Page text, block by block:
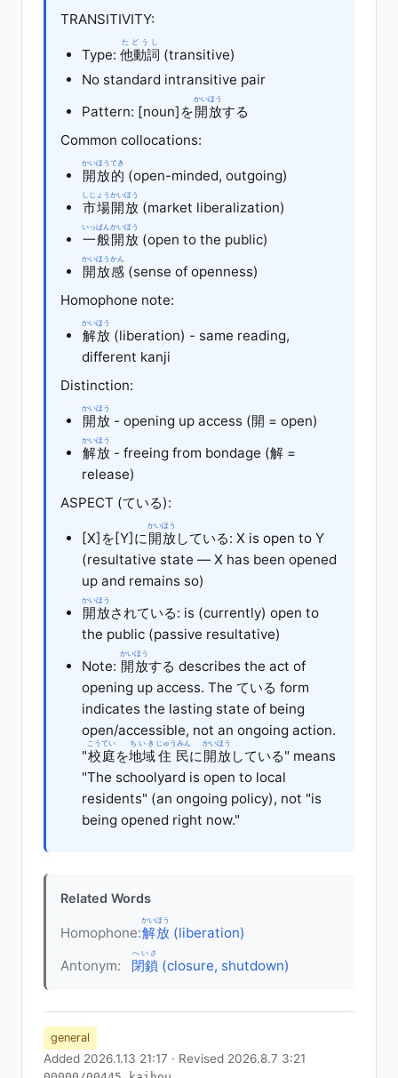
TRANSITIVITY:
Type: 他動詞
たどうし
(transitive)
No standard intransitive pair
Pattern: [noun] を開放
かいほう
する
Common collocations:
開放
かいほう
的
てき
(open-minded, outgoing)
市場
しじょう
開放
かいほう
(market liberalization)
一般
いっぱん
開放
かいほう
(open to the public)
開放
かいほう
感
かん
(sense of openness)
Homophone note:
解放
かいほう
(liberation) - same reading,
different kanji
Distinction:
開放
かいほう
- opening up access (開 = open)
解放
かいほう
- freeing from bondage (解 =
release)
ASPECT (ている):
[X] を[Y]に 開放
かいほう
している: X is open to Y
(resultative state — X has been opened
up and remains so)
開放
かいほう
されている: is (currently) open to
the public (passive resultative)
Note: 開放
かいほう
する describes the act of
opening up access. The ている form
indicates the lasting state of being
open/accessible, not an ongoing action.
"校庭
こうてい
を地域
ちいき
住民
じゅうみん
に 開放
かいほう
している" means
"The schoolyard is open to local
residents" (an ongoing policy), not "is
being opened right now."
Related Words
Homophone:解放
かいほう
(liberation)
Antonym:
閉鎖
へいさ
(closure, shutdown)
general
Added 2026.1.13 21:17 · Revised 2026.8.7 3:21